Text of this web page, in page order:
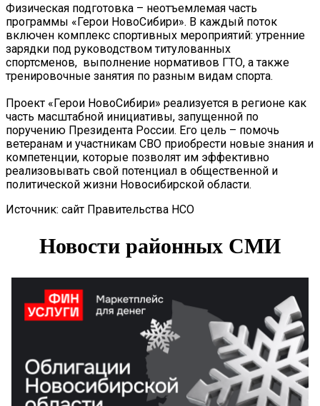
Физическая подготовка – неотъемлемая часть
программы «Герои НовоСибири». В каждый поток
включен комплекс спортивных мероприятий: утренние
зарядки под руководством титулованных
спортсменов, выполнение нормативов ГТО, а также
тренировочные занятия по разным видам спорта.
Проект «Герои НовоСибири» реализуется в регионе как
часть масштабной инициативы, запущенной по
поручению Президента России. Его цель – помочь
ветеранам и участникам СВО приобрести новые знания и
компетенции, которые позволят им эффективно
реализовывать свой потенциал в общественной и
политической жизни Новосибирской области.
Источник: сайт Правительства НСО